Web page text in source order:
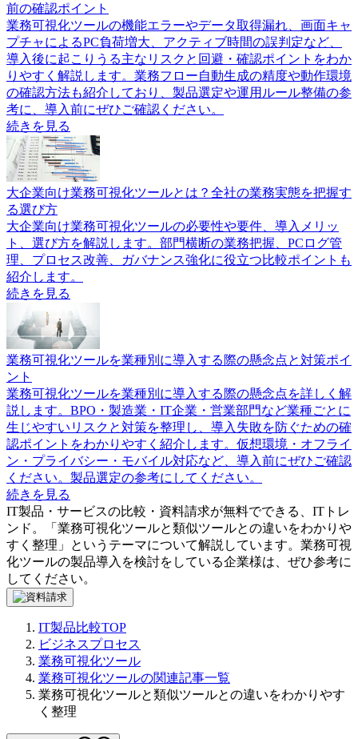
前の確認ポイント
業務可視化ツールの機能エラーやデータ取得漏れ、画面キャ
プチャによるPC負荷増大、アクティブ時間の誤判定など、
導入後に起こりうる主なリスクと回避・確認ポイントをわか
りやすく解説します。業務フロー自動生成の精度や動作環境
の確認方法も紹介しており、製品選定や運用ルール整備の参
考に、導入前にぜひご確認ください。
続きを見る
大企業向け業務可視化ツールとは？全社の業務実態を把握す
る選び方
大企業向け業務可視化ツールの必要性や要件、導入メリッ
ト、選び方を解説します。部門横断の業務把握、PCログ管
理、プロセス改善、ガバナンス強化に役立つ比較ポイントも
紹介します。
続きを見る
業務可視化ツールを業種別に導入する際の懸念点と対策ポイ
ント
業務可視化ツールを業種別に導入する際の懸念点を詳しく解
説します。BPO・製造業・IT企業・営業部門など業種ごとに
生じやすいリスクと対策を整理し、導入失敗を防ぐための確
認ポイントをわかりやすく紹介します。仮想環境・オフライ
ン・プライバシー・モバイル対応など、導入前にぜひご確認
ください。製品選定の参考にしてください。
続きを見る
IT製品・サービスの比較・資料請求が無料でできる、ITトレ
ンド。「 業務可視化ツールと類似ツールとの違いをわかりや
すく整理 」というテーマについて解説しています。 業務可視
化ツールの製品導入を検討をしている企業様は、ぜひ参考に
してください。
IT製品比較TOP
ビジネスプロセス
業務可視化ツール
業務可視化ツールの関連記事一覧
業務可視化ツールと類似ツールとの違いをわかりやす
く整理